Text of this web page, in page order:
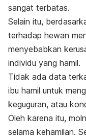
sangat terbatas.
Selain itu,
terhadap hewan
menyebabkan
individu yang hamil.
Tidak ada data
ibu hamil untuk
keguguran, atau
Oleh karena itu,
selama kehamilan.